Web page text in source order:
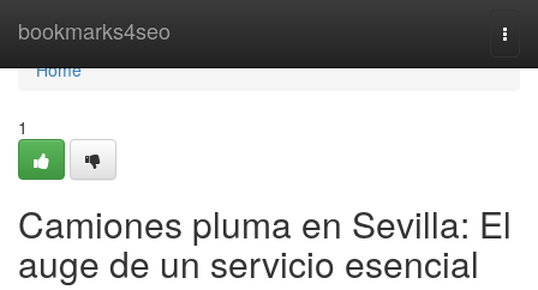
bookmarks4seo
Home
Home
1
Camiones pluma en Sevilla: El
auge de un servicio esencial